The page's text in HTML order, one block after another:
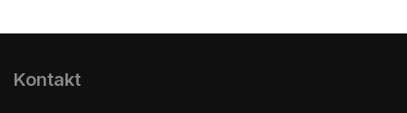
Kontakt